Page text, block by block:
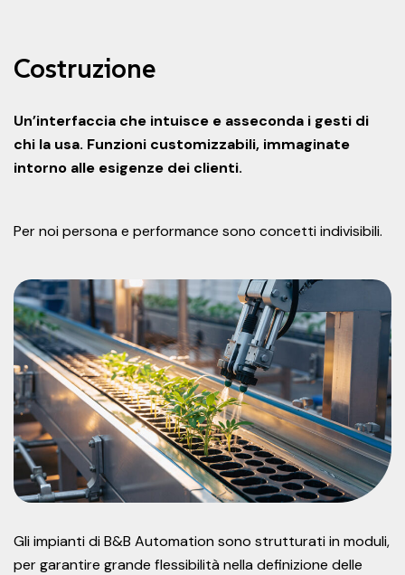
Costruzione
Un’interfaccia che intuisce e asseconda i gesti di
chi la usa. Funzioni customizzabili, immaginate
intorno alle esigenze dei clienti.
Per noi persona e performance sono concetti indivisibili.
Gli impianti di B&B Automation sono strutturati in moduli,
per garantire grande flessibilità nella definizione delle